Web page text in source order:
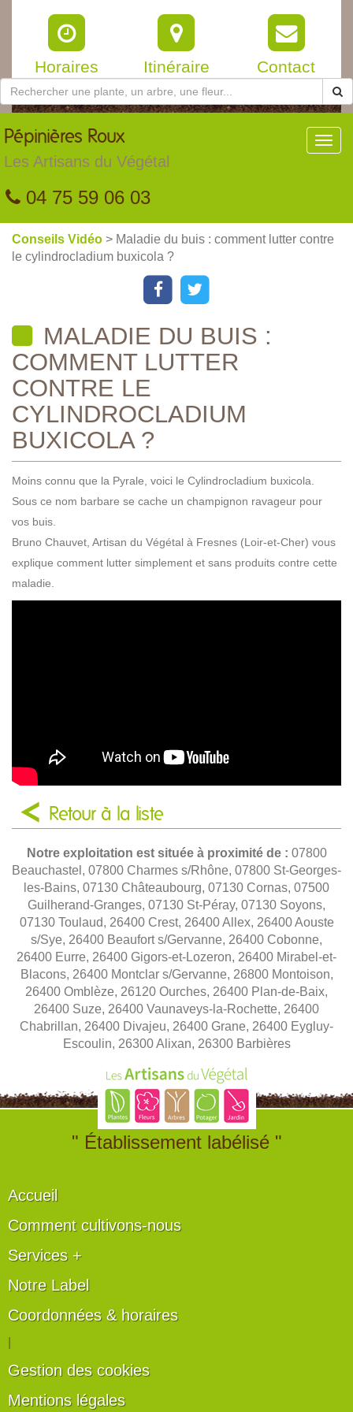
Horaires Itinéraire Contact
Pépinières Roux
Les Artisans du Végétal
04 75 59 06 03
Conseils Vidéo > Maladie du buis : comment lutter contre
le cylindrocladium buxicola ?
MALADIE DU BUIS :
COMMENT LUTTER
CONTRE LE
CYLINDROCLADIUM
BUXICOLA ?
Moins connu que la Pyrale, voici le Cylindrocladium buxicola.
Sous ce nom barbare se cache un champignon ravageur pour
vos buis.
Bruno Chauvet, Artisan du Végétal à Fresnes (Loir-et-Cher) vous
explique comment lutter simplement et sans produits contre cette
maladie.
Retour à la liste
Notre exploitation est située à proximité de : 07800
Beauchastel, 07800 Charmes s/Rhône, 07800 St-Georges-
les-Bains, 07130 Châteaubourg, 07130 Cornas, 07500
Guilherand-Granges, 07130 St-Péray, 07130 Soyons,
07130 Toulaud, 26400 Crest, 26400 Allex, 26400 Aouste
s/Sye, 26400 Beaufort s/Gervanne, 26400 Cobonne,
26400 Eurre, 26400 Gigors-et-Lozeron, 26400 Mirabel-et-
Blacons, 26400 Montclar s/Gervanne, 26800 Montoison,
26400 Omblèze, 26120 Ourches, 26400 Plan-de-Baix,
26400 Suze, 26400 Vaunaveys-la-Rochette, 26400
Chabrillan, 26400 Divajeu, 26400 Grane, 26400 Eygluy-
Escoulin, 26300 Alixan, 26300 Barbières
" Établissement labélisé "
Accueil
Comment cultivons-nous
Services +
Notre Label
Coordonnées & horaires
Gestion des cookies
Mentions légales